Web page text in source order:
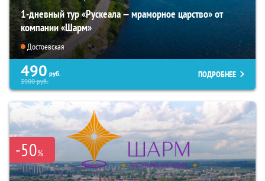
1-дневный тур «Рускеала — мраморное царство» от
компании «Шарм»
Достоевская
490 руб.
3900руб.
ПОДРОБНЕЕ
-50%